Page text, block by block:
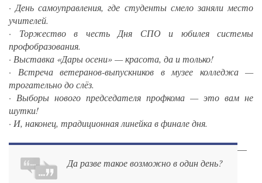
· День самоуправления, где студенты смело заняли место
учителей.
· Торжество в честь Дня СПО и юбилея системы
профобразования.
· Выставка «Дары осени» — красота, да и только!
· Встреча ветеранов-выпускников в музее колледжа —
трогательно до слёз.
· Выборы нового председателя профкома — это вам не
шутки!
· И, наконец, традиционная линейка в финале дня.
Да разве такое возможно в один день?
—